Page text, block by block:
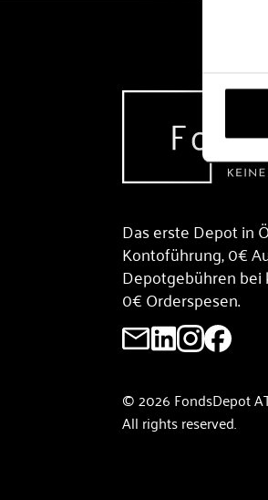
Das erste Depot in
Kontoführung, 0€
Depotgebühren bei
0€ Orderspesen.
© 2026 FondsDepot
All rights reserved.